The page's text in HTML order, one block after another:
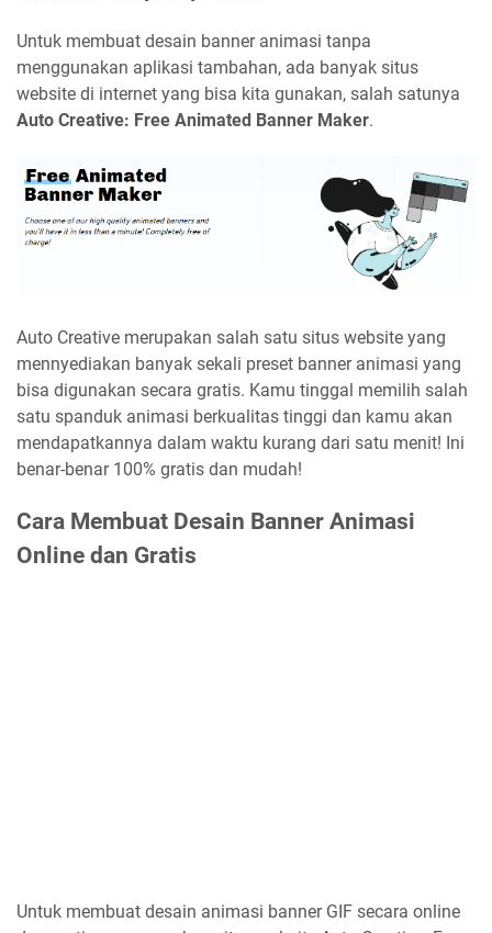
Untuk membuat desain banner animasi tanpa
menggunakan aplikasi tambahan, ada banyak situs
website di internet yang bisa kita gunakan, salah satunya
Auto Creative: Free Animated Banner Maker.
Auto Creative merupakan salah satu situs website yang
mennyediakan banyak sekali preset banner animasi yang
bisa digunakan secara gratis. Kamu tinggal memilih salah
satu spanduk animasi berkualitas tinggi dan kamu akan
mendapatkannya dalam waktu kurang dari satu menit! Ini
benar-benar 100% gratis dan mudah!
Cara Membuat Desain Banner Animasi
Online dan Gratis
Untuk membuat desain animasi banner GIF secara online